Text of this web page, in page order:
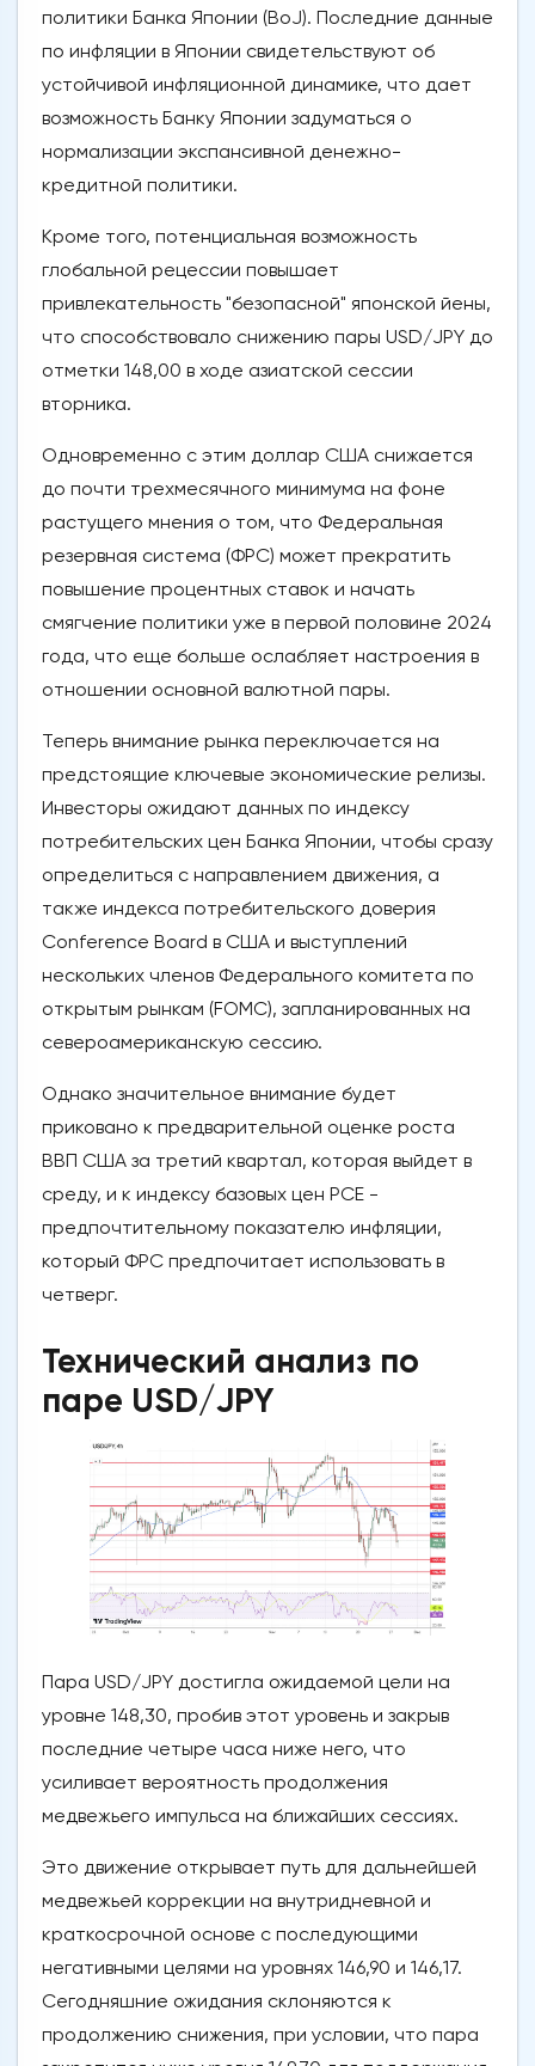
политики Банка Японии (BoJ). Последние данные
по инфляции в Японии свидетельствуют об
устойчивой инфляционной динамике, что дает
возможность Банку Японии задуматься о
нормализации экспансивной денежно-
кредитной политики.
Кроме того, потенциальная возможность
глобальной рецессии повышает
привлекательность "безопасной" японской йены,
что способствовало снижению пары USD/JPY до
отметки 148,00 в ходе азиатской сессии
вторника.
Одновременно с этим доллар США снижается
до почти трехмесячного минимума на фоне
растущего мнения о том, что Федеральная
резервная система (ФРС) может прекратить
повышение процентных ставок и начать
смягчение политики уже в первой половине 2024
года, что еще больше ослабляет настроения в
отношении основной валютной пары.
Теперь внимание рынка переключается на
предстоящие ключевые экономические релизы.
Инвесторы ожидают данных по индексу
потребительских цен Банка Японии, чтобы сразу
определиться с направлением движения, а
также индекса потребительского доверия
Conference Board в США и выступлений
нескольких членов Федерального комитета по
открытым рынкам (FOMC), запланированных на
североамериканскую сессию.
Однако значительное внимание будет
приковано к предварительной оценке роста
ВВП США за третий квартал, которая выйдет в
среду, и к индексу базовых цен PCE -
предпочтительному показателю инфляции,
который ФРС предпочитает использовать в
четверг.
Технический анализ по
паре USD/JPY
Пара USD/JPY достигла ожидаемой цели на
уровне 148,30, пробив этот уровень и закрыв
последние четыре часа ниже него, что
усиливает вероятность продолжения
медвежьего импульса на ближайших сессиях.
Это движение открывает путь для дальнейшей
медвежьей коррекции на внутридневной и
краткосрочной основе с последующими
негативными целями на уровнях 146,90 и 146,17.
Сегодняшние ожидания склоняются к
продолжению снижения, при условии, что пара